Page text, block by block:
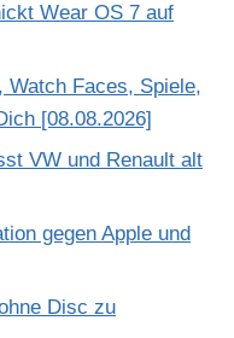
Wear OS 7 auf
Watch Faces, Spiele,
[08.08.2026]
VW und Renault alt
gegen Apple und
Disc zu